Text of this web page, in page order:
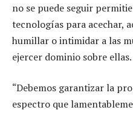
no se puede seguir
tecnologías para acechar,
humillar o intimidar a las
ejercer dominio sobre ellas.
“Debemos garantizar la
espectro que